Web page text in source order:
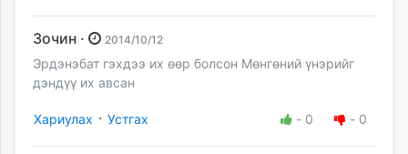
Зочин · 2014/10/12
Эрдэнэбат гэхдээ их өөр болсон Мөнгөний үнэрийг
дэндүү их авсан
Хариулах · Устгах - 0 - 0